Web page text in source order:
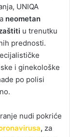
UNIQA
neometan
u trenutku
prednosti.
i ginekološke
po polisi
nudi pokriće
, za